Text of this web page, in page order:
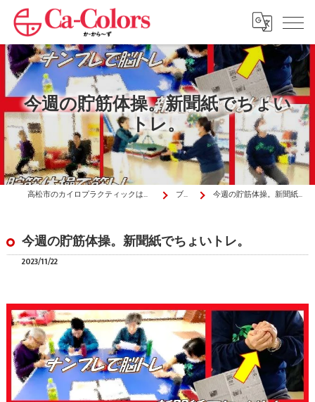
今週の貯筋体操。新聞紙でちょい
トレ。
高松市のカイロプラクティックはか・から～ず施術院 ブログ 今週の貯筋体操。新聞紙でちょいトレ。
今週の貯筋体操。新聞紙でちょいトレ。
2023/11/22